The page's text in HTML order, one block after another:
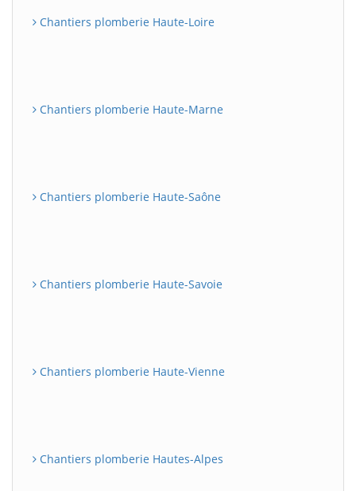
Chantiers plomberie Haute-Loire
Chantiers plomberie Haute-Marne
Chantiers plomberie Haute-Saône
Chantiers plomberie Haute-Savoie
Chantiers plomberie Haute-Vienne
Chantiers plomberie Hautes-Alpes